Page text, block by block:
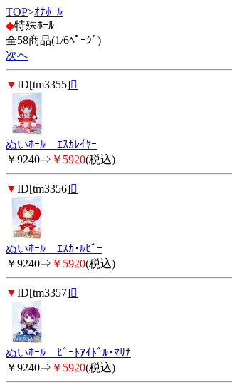
TOP>ｵﾅﾎｰﾙ
◆特殊ﾎｰﾙ
全58商品(1/6ﾍﾟｰｼﾞ)
次へ
▼ID[tm3355]
ぬいﾎｰﾙ ｴｽｶﾚｲﾔｰ
￥9240⇒ ￥5920(税込)
▼ID[tm3356]
ぬいﾎｰﾙ ｴｽｶ･ﾙﾋﾞｰ
￥9240⇒ ￥5920(税込)
▼ID[tm3357]
ぬいﾎｰﾙ ﾋﾞｰﾄｱｲﾄﾞﾙ･ﾏﾘﾅ
￥9240⇒ ￥5920(税込)